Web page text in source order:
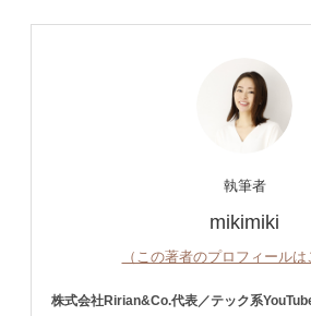
執筆者
mikimiki
（この著者のプロフィールは
株式会社Ririan&Co.代表／テック系